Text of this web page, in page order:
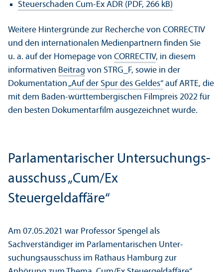
Steuerschaden Cum-Ex ADR (PDF, 266 kB)
Weitere Hintergründe zur Recherche von CORRECTIV
und den internationalen Medien­partnern finden Sie
u. a. auf der Homepage von CORRECTIV, in diesem
informativen Beitrag von STRG_F, sowie in der
Dokumentation„Auf der Spur des Geldes“ auf ARTE, die
mit dem Baden-württembergischen Filmpreis 2022 für
den besten Dokumentarfilm ausgezeichnet wurde.
Parlamentarischer Unter­suchungs­
ausschuss „Cum/Ex
Steuergeldaffäre“
Am 07.05.2021 war Professor Spengel als
Sachverständiger im Parlamentarischen Unter­
suchungs­ausschuss im Rathaus Hamburg zur